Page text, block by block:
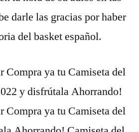
darle las gracias por haber
del basket español.
Compra ya tu Camiseta del
y disfrútala Ahorrando!
Compra ya tu Camiseta del